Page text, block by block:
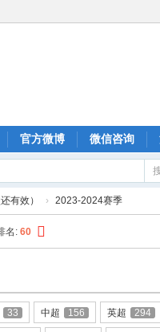
官方微博 微信咨询
有效） › 2023-2024赛季
名: 60
33 中超 156 英超 294